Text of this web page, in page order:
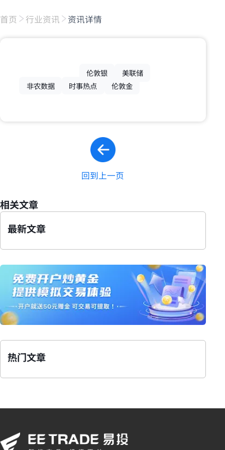
首页 行业资讯 资讯详情
伦敦银
美联储
非农数据
时事热点 伦敦金
回到上一页
相关文章
最新文章
热门文章